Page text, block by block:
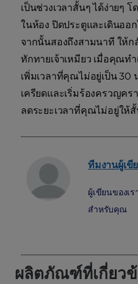
เป็นช่วงเวลาสั้นๆ ได้ง่ายๆ
ในห้อง ปิดประตูและเดินออ
จากนั้นสองถึงสามนาที ให้ก
ทักทายเจ้าเหมียว เมื่อคุณท
เพิ่มเวลาที่คุณไม่อยู่เป็น 30
เครียดและเริ่มร้องครวญค
ลดระยะเวลาที่คุณไม่อยู่ให้
ทีมงานผู้เขี
ผู้เขียนของเ
สำหรับคุณ
ผลิตภัณฑ์ที่เกี่ยว